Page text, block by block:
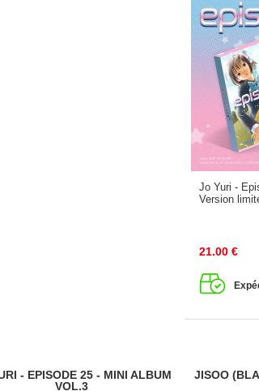
Jo Yuri -
Version
21.00 €
- EPISODE 25 - MINI ALBUM
VOL.3
JISOO